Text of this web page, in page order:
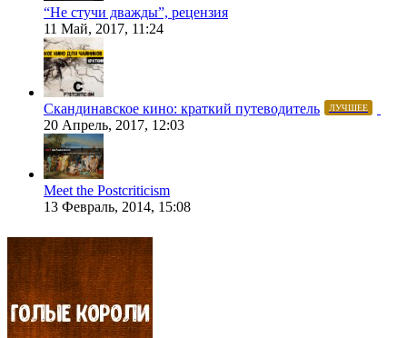
“Не стучи дважды”, рецензия
11 Май, 2017, 11:24
Скандинавское кино: краткий путеводитель ЛУЧШЕЕ
20 Апрель, 2017, 12:03
Meet the Postcriticism
13 Февраль, 2014, 15:08